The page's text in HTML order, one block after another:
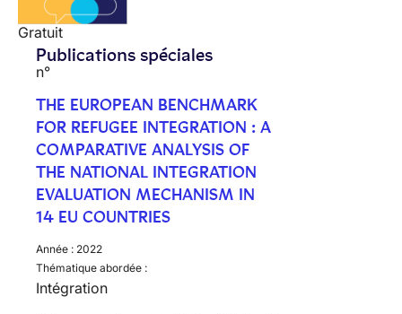
Gratuit
Publications spéciales
n°
THE EUROPEAN BENCHMARK
FOR REFUGEE INTEGRATION : A
COMPARATIVE ANALYSIS OF
THE NATIONAL INTEGRATION
EVALUATION MECHANISM IN
14 EU COUNTRIES
Année : 2022
Thématique abordée :
Intégration